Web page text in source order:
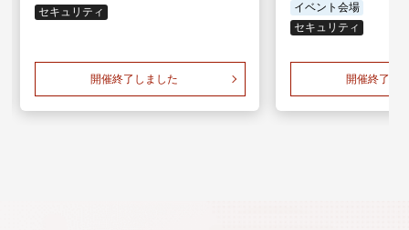
セキュリティ
開催終了しました
イベント会場
セキュリティ
開催終了し